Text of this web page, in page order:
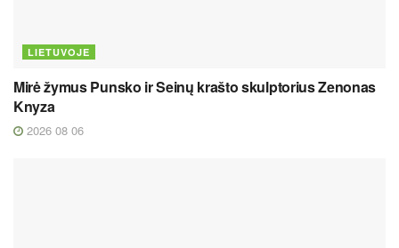
LIETUVOJE
Mirė žymus Punsko ir Seinų krašto skulptorius Zenonas
Knyza
2026 08 06